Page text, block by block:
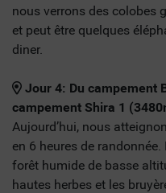
nous verrons des colobes
et peut être quelques
diner.
Jour 4: Du campement
campement Shira 1
Aujourd’hui, nous
en 6 heures de
forêt humide de basse
hautes herbes et les